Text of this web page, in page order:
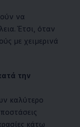
να
Έτσι, όταν
με χειμερινά
την
καλύτερο
κάτω